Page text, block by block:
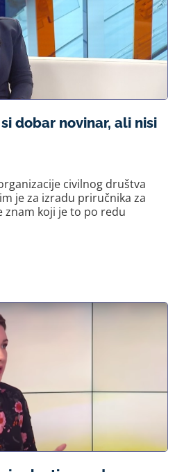
dobar novinar, ali nisi
civilnog društva
je za izradu priručnika za
znam koji je to po redu